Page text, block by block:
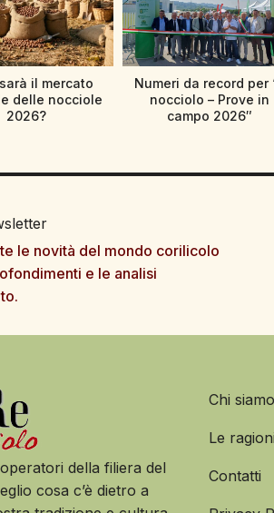
il mercato
delle nocciole
2026?
Numeri da record per
nocciolo – Prove in
campo 2026″
le novità del mondo corilicolo
e le analisi
della filiera del
cosa c’è dietro a
Chi siamo
Le
Contatti